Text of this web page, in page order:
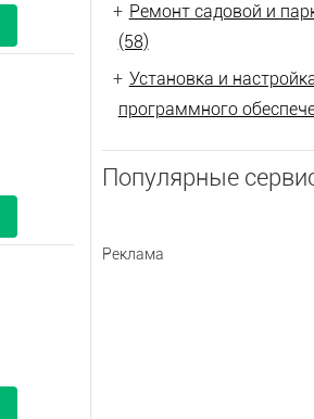
+ Ремонт садовой и
(58)
+ Установка и
программного
Популярные
Реклама